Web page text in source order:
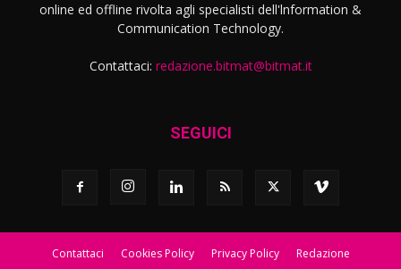
online ed offline rivolta agli specialisti dell'lnformation &
Communication Technology.
Contattaci: redazione.bitmat@bitmat.it
SEGUICI
Contattaci Cookies Policy Privacy Policy Redazione